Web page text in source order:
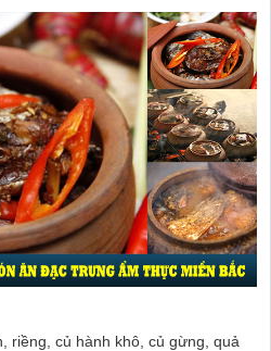
riềng, củ hành khô, củ gừng, quả